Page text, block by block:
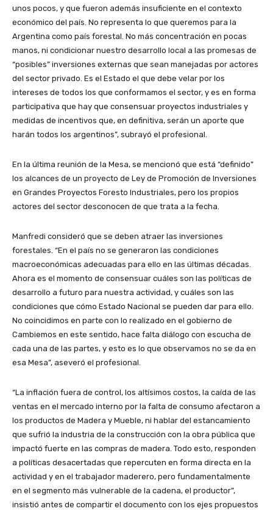
unos pocos, y que fueron además insuficiente en el contexto
económico del país. No representa lo que queremos para la
Argentina como país forestal. No más concentración en pocas
manos, ni condicionar nuestro desarrollo local a las promesas de
“posibles” inversiones externas que sean manejadas por actores
del sector privado. Es el Estado el que debe velar por los
intereses de todos los que conformamos el sector, y es en forma
participativa que hay que consensuar proyectos industriales y
medidas de incentivos que, en definitiva, serán un aporte que
harán todos los argentinos”, subrayó el profesional.
En la última reunión de la Mesa, se mencionó que está “definido”
los alcances de un proyecto de Ley de Promoción de Inversiones
en Grandes Proyectos Foresto Industriales, pero los propios
actores del sector desconocen de que trata a la fecha.
Manfredi consideró que se deben atraer las inversiones
forestales. “En el país no se generaron las condiciones
macroeconómicas adecuadas para ello en las últimas décadas.
Ahora es el momento de consensuar cuáles son las políticas de
desarrollo a futuro para nuestra actividad, y cuáles son las
condiciones que cómo Estado Nacional se pueden dar para ello.
No coincidimos en parte con lo realizado en el gobierno de
Cambiemos en este sentido, hace falta diálogo con escucha de
cada una de las partes, y esto es lo que observamos no se da en
esa Mesa”, aseveró el profesional.
“La inflación fuera de control, los altísimos costos, la caída de las
ventas en el mercado interno por la falta de consumo afectaron a
los productos de Madera y Mueble, ni hablar del estancamiento
que sufrió la industria de la construcción con la obra pública que
impactó fuerte en las compras de madera. Todo esto, responden
a políticas desacertadas que repercuten en forma directa en la
actividad y en el trabajador maderero, pero fundamentalmente
en el segmento más vulnerable de la cadena, el productor”,
insistió antes de compartir el documento con los ejes propuestos